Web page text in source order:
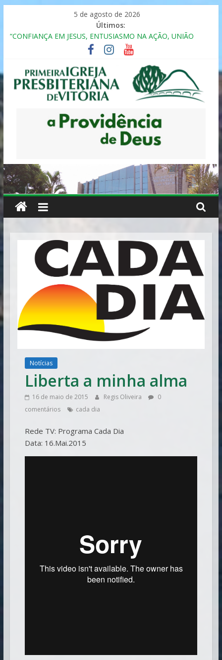
5 de agosto de 2026
Últimos:
“CONFIANÇA EM JESUS, ENTUSIASMO NA AÇÃO, UNIÃO
Seminário da Família 2025
Formação em Inclusão, Ensino e Relacionamento com
Pessoas Atípicas
12º ENCONTRO DE CASAIS
MULHER PRESBITERIANA
Primeira
Presbiteriana
de
Vitória
Notícias
Liberta a minha alma
16 de maio de 2015 Regis Oliveira
0
comentários
cada dia
Rede TV: Programa Cada Dia
Data: 16.Mai.2015